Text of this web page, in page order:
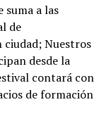
a las
de
ciudad; Nuestros
desde la
contará con
de formación